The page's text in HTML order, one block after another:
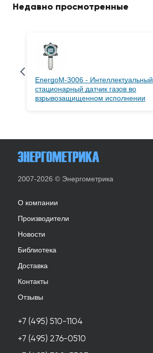
Недавно просмотренные
EnergoM-3006 - Интеллектуальный
стационарный датчик газов во
взрывозащищенном исполнении
2007-2026 © Энергометрика
О компании
Производители
Новости
Библиотека
Доставка
Контакты
Отзывы
+7 (495) 510-1104
+7 (495) 276-0510